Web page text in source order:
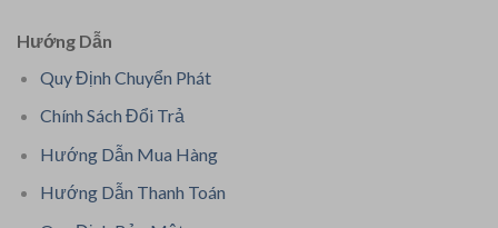
Hướng Dẫn
Quy Định Chuyển Phát
Chính Sách Đổi Trả
Hướng Dẫn Mua Hàng
Hướng Dẫn Thanh Toán